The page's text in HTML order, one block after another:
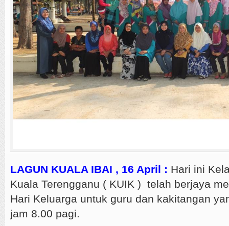
LAGUN KUALA IBAI , 16 April : Hari ini
Kuala Terengganu ( KUIK ) telah berjaya
Hari Keluarga untuk guru dan kakitangan
jam 8.00 pagi.